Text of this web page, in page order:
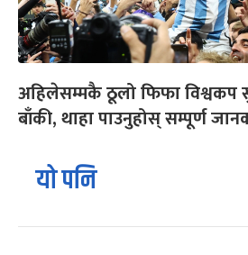
अहिलेसम्मकै ठूलो फिफा विश्वकप
बाँकी, थाहा पाउनुहोस् सम्पूर्ण
यो पनि